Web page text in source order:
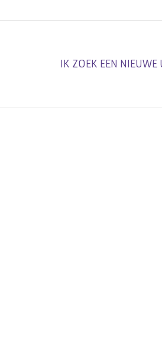
IK ZOEK EEN